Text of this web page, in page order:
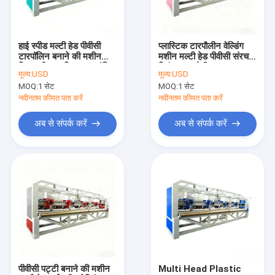
हमारे बारे में
गुणवत्ता नियंत्रण
संपर्क करें
समाचार
टेप एक्सट्रूज़न लाइन
हाई स्पीड मल्टी हेड पीवीसी
टारपॉलिन बनाने की मशीन
वेल्डिंग 100 मीटर मिनट
मूल्य:USD
MOQ:1 सेट
नवीनतम कीमत पता करें
अब से संपर्क करें
प्लास्टिक टारपौलीन वेल्डिंग
मशीन मल्टी हेड पीवीसी संरचना
Min बनाने
मूल्य:USD
MOQ:1 सेट
नवीनतम कीमत पता करें
अब से संपर्क करें
पीवीसी पट्टी बनाने की मशीन
Multi Head Plastic